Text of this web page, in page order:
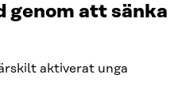
genom att sänka
aktiverat unga